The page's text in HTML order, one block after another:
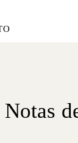
Notas